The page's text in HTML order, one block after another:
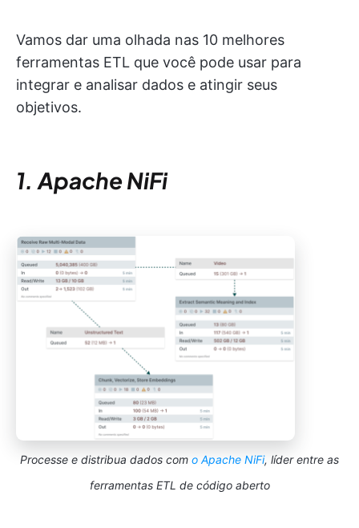
Vamos dar uma olhada nas 10 melhores
ferramentas ETL que você pode usar para
integrar e analisar dados e atingir seus
objetivos.
1. Apache NiFi
Processe e distribua dados com o Apache NiFi, líder entre as
ferramentas ETL de código aberto